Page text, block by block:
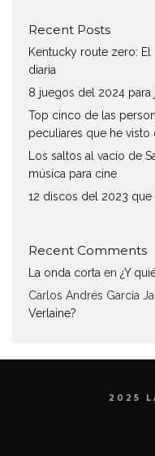
Recent Posts
Kentucky route zero:
diaria
8 juegos del 2024 para
Top cinco de las
peculiares que he visto
Los saltos al vacío de
música para cine
12 discos del 2023
Recent Comments
La onda corta en ¿Y
Carlos Andrés García
Verlaine?
2025